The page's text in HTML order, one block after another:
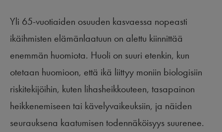
Yli 65-vuotiaiden osuuden kasvaessa nopeasti
ikäihmisten elämänlaatuun on alettu kiinnittää
enemmän huomiota. Huoli on suuri etenkin, kun
otetaan huomioon, että ikä liittyy moniin biologisiin
riskitekijöihin, kuten lihasheikkouteen, tasapainon
heikkenemiseen tai kävelyvaikeuksiin, ja näiden
seurauksena kaatumisen todennäköisyys suurenee.